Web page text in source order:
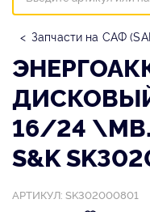
Запчасти на САФ
16/24 \MB.
S&K
АРТИКУЛ: SK302000801